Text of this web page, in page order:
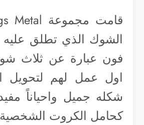
الشوك الذي تطلق عليه
فون عبارة عن ثلاث
اول عمل لهم لتحويل
شكله جميل واحياناً
كحامل الكروت